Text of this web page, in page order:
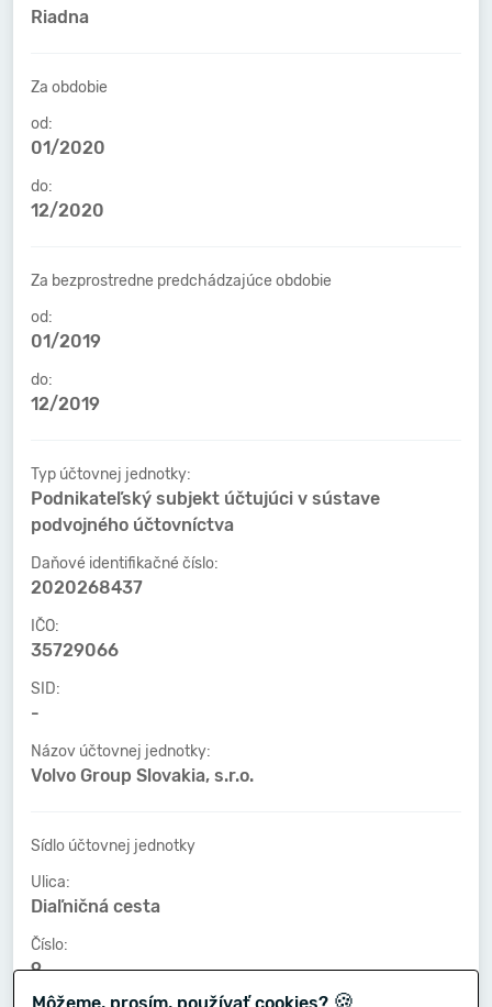
Riadna
Za obdobie
od:
01/2020
do:
12/2020
Za bezprostredne predchádzajúce obdobie
od:
01/2019
do:
12/2019
Typ účtovnej jednotky:
Podnikateľský subjekt účtujúci v sústave
podvojného účtovníctva
Daňové identifikačné číslo:
2020268437
IČO:
35729066
SID:
-
Názov účtovnej jednotky:
Volvo Group Slovakia, s.r.o.
Sídlo účtovnej jednotky
Ulica:
Diaľničná cesta
Číslo:
9
🍪